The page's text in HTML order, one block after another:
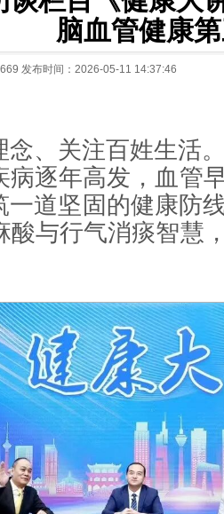
脑血管健康
发布时间：2026-05-11 14:37:46
念、关注百姓生活
病逐年高发，血管
一道坚固的健康防
酸与行气消痰智慧